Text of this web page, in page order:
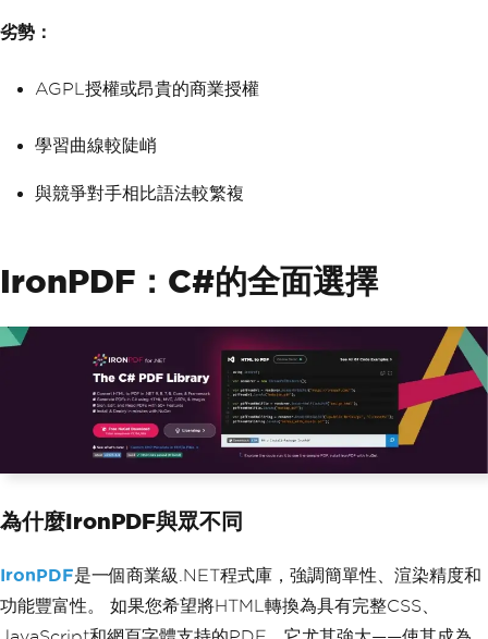
劣勢：
AGPL授權或昂貴的商業授權
學習曲線較陡峭
與競爭對手相比語法較繁複
IronPDF：C#的全面選擇
為什麼IronPDF與眾不同
IronPDF是一個商業級.NET程式庫，強調簡單性、渲染精度和
功能豐富性。 如果您希望將HTML轉換為具有完整CSS、